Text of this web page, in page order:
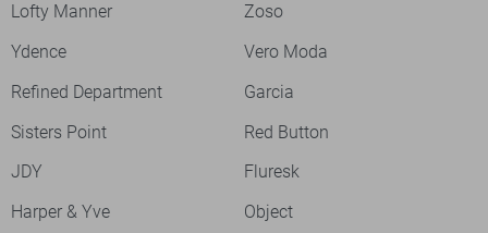
Lofty Manner
Zoso
Ydence
Vero Moda
Refined Department
Garcia
Sisters Point
Red Button
JDY
Fluresk
Harper & Yve
Object